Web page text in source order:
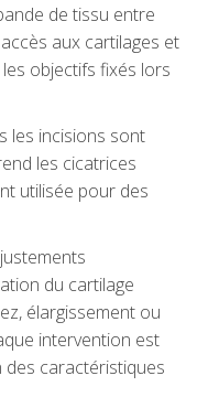
de tissu entre
aux cartilages et
objectifs fixés lors
les incisions sont
les cicatrices
utilisée pour des
du cartilage
élargissement ou
intervention est
caractéristiques